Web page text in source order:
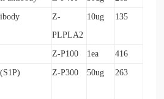
Z-
PLPLA2
10ug 135
Z-P100 1ea 416
Z-P300 50ug 263